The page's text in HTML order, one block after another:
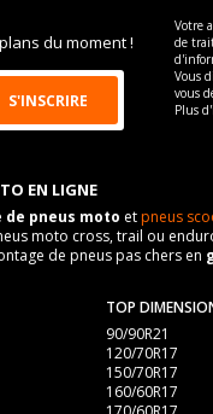
du moment !
Votre
de
Vous
vous
Plus
EN LIGNE
de pneus moto etpneus
moto cross, trail ou
de pneus pas chers en
TOP
90/90R21
120/70R17
150/70R17
160/60R17